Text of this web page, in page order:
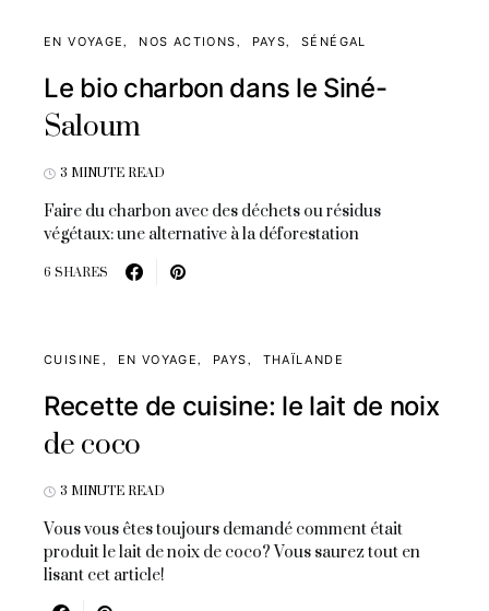
EN VOYAGE NOS ACTIONS PAYS SÉNÉGAL
Le bio charbon dans le Siné-
Saloum
3 MINUTE READ
Faire du charbon avec des déchets ou résidus
végétaux: une alternative à la déforestation
6 SHARES
CUISINE EN VOYAGE PAYS THAÏLANDE
Recette de cuisine: le lait de noix
de coco
3 MINUTE READ
Vous vous êtes toujours demandé comment était
produit le lait de noix de coco? Vous saurez tout en
lisant cet article!